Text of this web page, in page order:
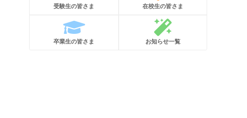
受験生の皆さま 在校生の皆さま
卒業生の皆さま お知らせ一覧